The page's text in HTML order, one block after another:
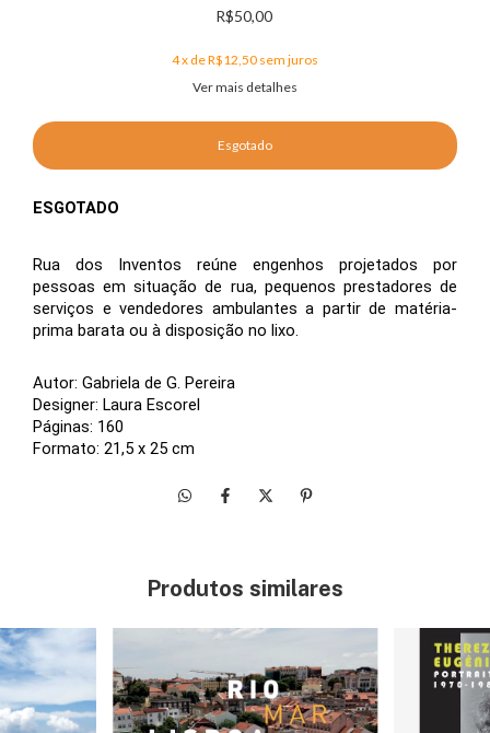
R$50,00
4x deR$12,50 sem juros
Ver mais detalhes
ESGOTADO
Rua dos Inventos reúne engenhos projetados por
pessoas em situação de rua, pequenos prestadores de
serviços e vendedores ambulantes a partir de matéria-
prima barata ou à disposição no lixo.
Autor: Gabriela de G. Pereira
Designer: Laura Escorel
Páginas: 160
Formato: 21,5 x 25 cm
Produtos similares